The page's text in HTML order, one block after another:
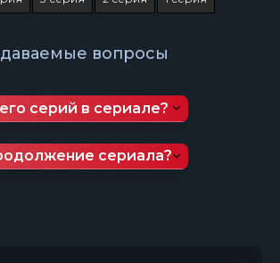
вопросы
серий в сериале?
сериала?